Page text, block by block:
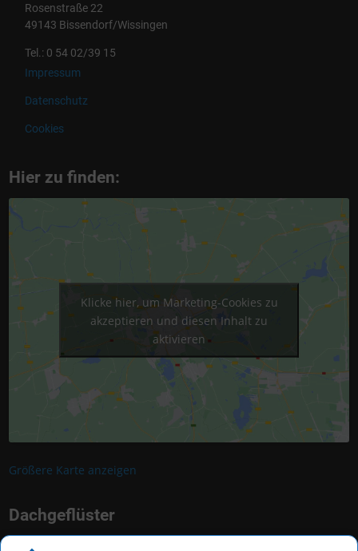
Rosenstraße 22
49143 Bissendorf/Wissingen
Tel.: 0 54 02/39 15
Impressum
Datenschutz
Cookies
Hier zu finden:
Klicke hier, um Marketing-Cookies zu
akzeptieren und diesen Inhalt zu
aktivieren
Größere Karte anzeigen
Dachgeflüster